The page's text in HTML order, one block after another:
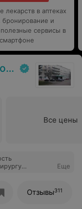
лекарств в аптеках
бронирование и
сервисы в
Все цены
побольше
в слюнной
благодаря
Еще
Отзывы311